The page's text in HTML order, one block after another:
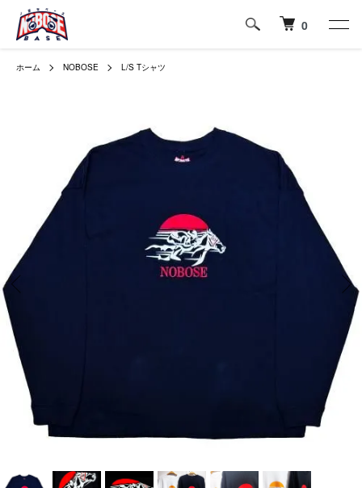
0
ホーム NOBOSE L/S Tシャツ